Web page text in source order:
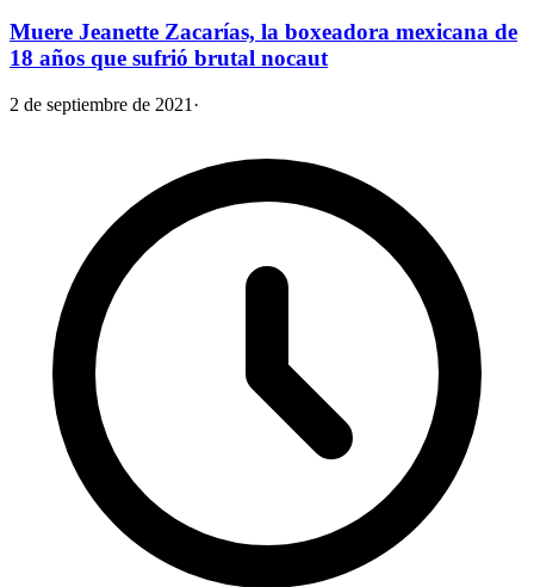
Muere Jeanette Zacarías, la boxeadora mexicana de
18 años que sufrió brutal nocaut
2 de septiembre de 2021 ·